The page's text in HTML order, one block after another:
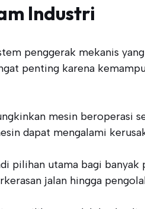
Industri
penggerak mekanis
penting karena
mesin beroperasi
dapat mengalami
pilihan utama bagi
jalan hingga